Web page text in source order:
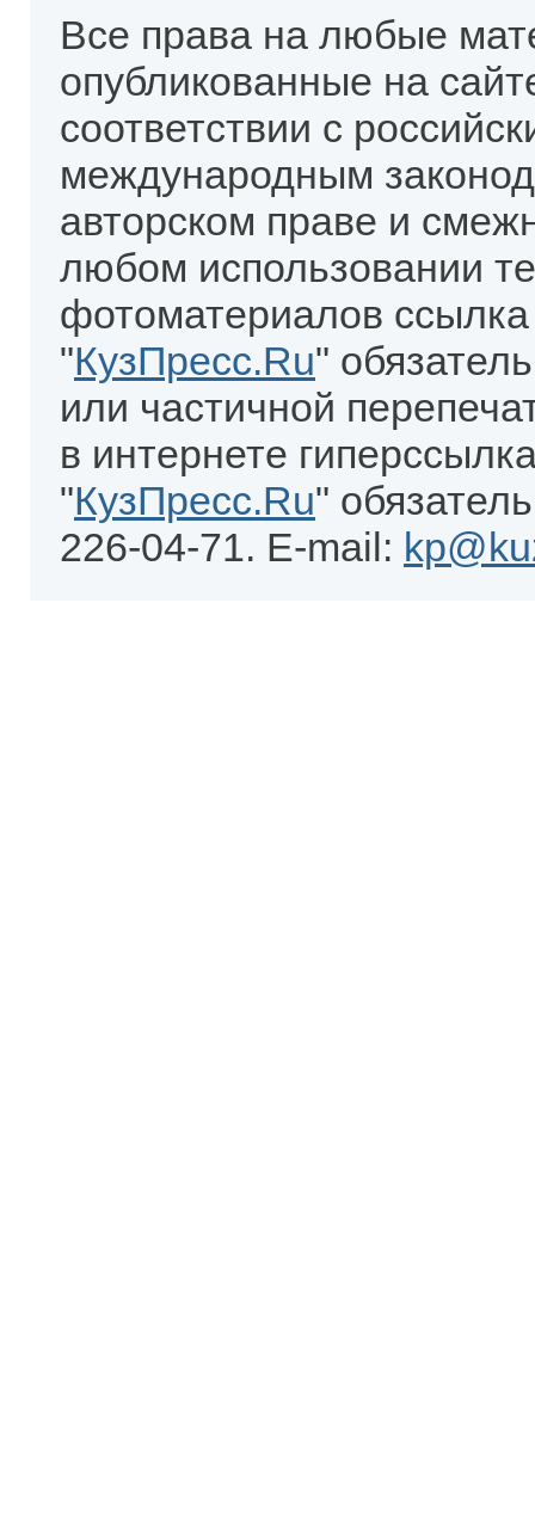
Все права на любые
опубликованные на
соответствии с
международным
авторском праве и
любом использовании
фотоматериалов
"КузПресс.Ru"
или частичной
в интернете
"КузПресс.Ru"
226-04-71. E-mail: